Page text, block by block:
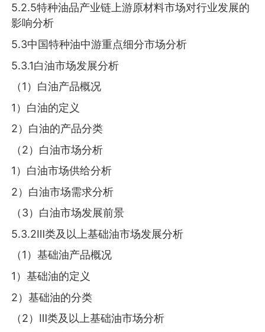
5.2.5特种油品产业链上游原材料市场对行业发展的
影响分析
5.3中国特种油中游重点细分市场分析
5.3.1白油市场发展分析
（1）白油产品概况
1）白油的定义
2）白油的产品分类
（2）白油市场分析
1）白油市场供给分析
2）白油市场需求分析
（3）白油市场发展前景
5.3.2Ⅲ类及以上基础油市场发展分析
（1）基础油产品概况
1）基础油的定义
2）基础油的分类
（2）Ⅲ类及以上基础油市场分析